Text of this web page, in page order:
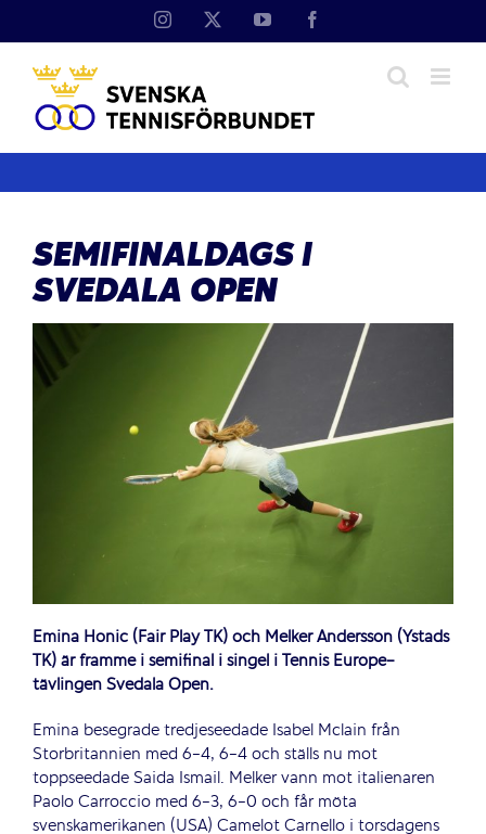
Instagram YouTube
SEMIFINALDAGS I
SVEDALA OPEN
Emina Honic (Fair Play TK) och Melker Andersson (Ystads
TK) är framme i semifinal i singel i Tennis Europe-
tävlingen Svedala Open.
Emina besegrade tredjeseedade Isabel Mclain från
Storbritannien med 6-4, 6-4 och ställs nu mot
toppseedade Saida Ismail. Melker vann mot italienaren
Paolo Carroccio med 6-3, 6-0 och får möta
svenskamerikanen (USA) Camelot Carnello i torsdagens